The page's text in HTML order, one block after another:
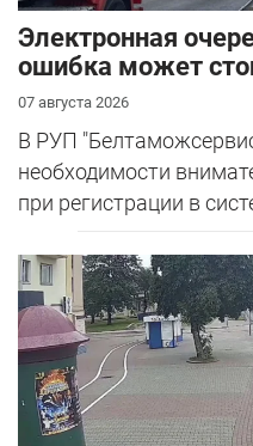
Электронная
ошибка может
07 августа 2026
В РУП
необходимости
при регистрации в